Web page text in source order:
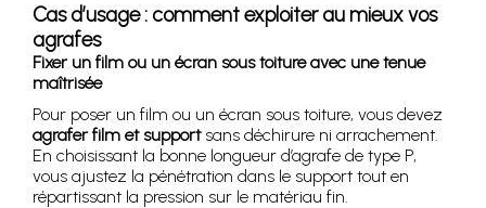
Cas d’usage : comment exploiter au mieux vos
agrafes
Fixer un film ou un écran sous toiture avec une tenue
maîtrisée
Pour poser un film ou un écran sous toiture, vous devez
agrafer film et supportsans déchirure ni arrachement.
En choisissant la bonne longueur d’agrafe de type P,
vous ajustez la pénétration dans le support tout en
répartissant la pression sur le matériau fin.